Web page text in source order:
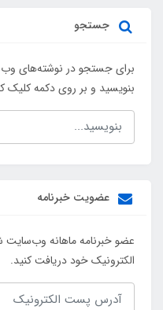
جستجو
برای جستجو در نوشته‌های
بنویسید و بر روی دکمه کلیک
عضویت خبرنامه
عضو خبرنامه ماهانه وب‌سایت
الکترونیک خود دریافت کنید.